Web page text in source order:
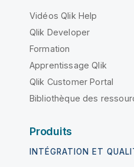
Vidéos Qlik Help
Qlik Developer
Formation
Apprentissage Qlik
Qlik Customer Portal
Bibliothèque des
Produits
INTÉGRATION ET